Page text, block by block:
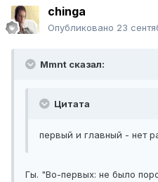
chinga
Опубликовано 23
Mmnt сказал:
Цитата
первый и главный - нет
Гы. "Во-первых: не было